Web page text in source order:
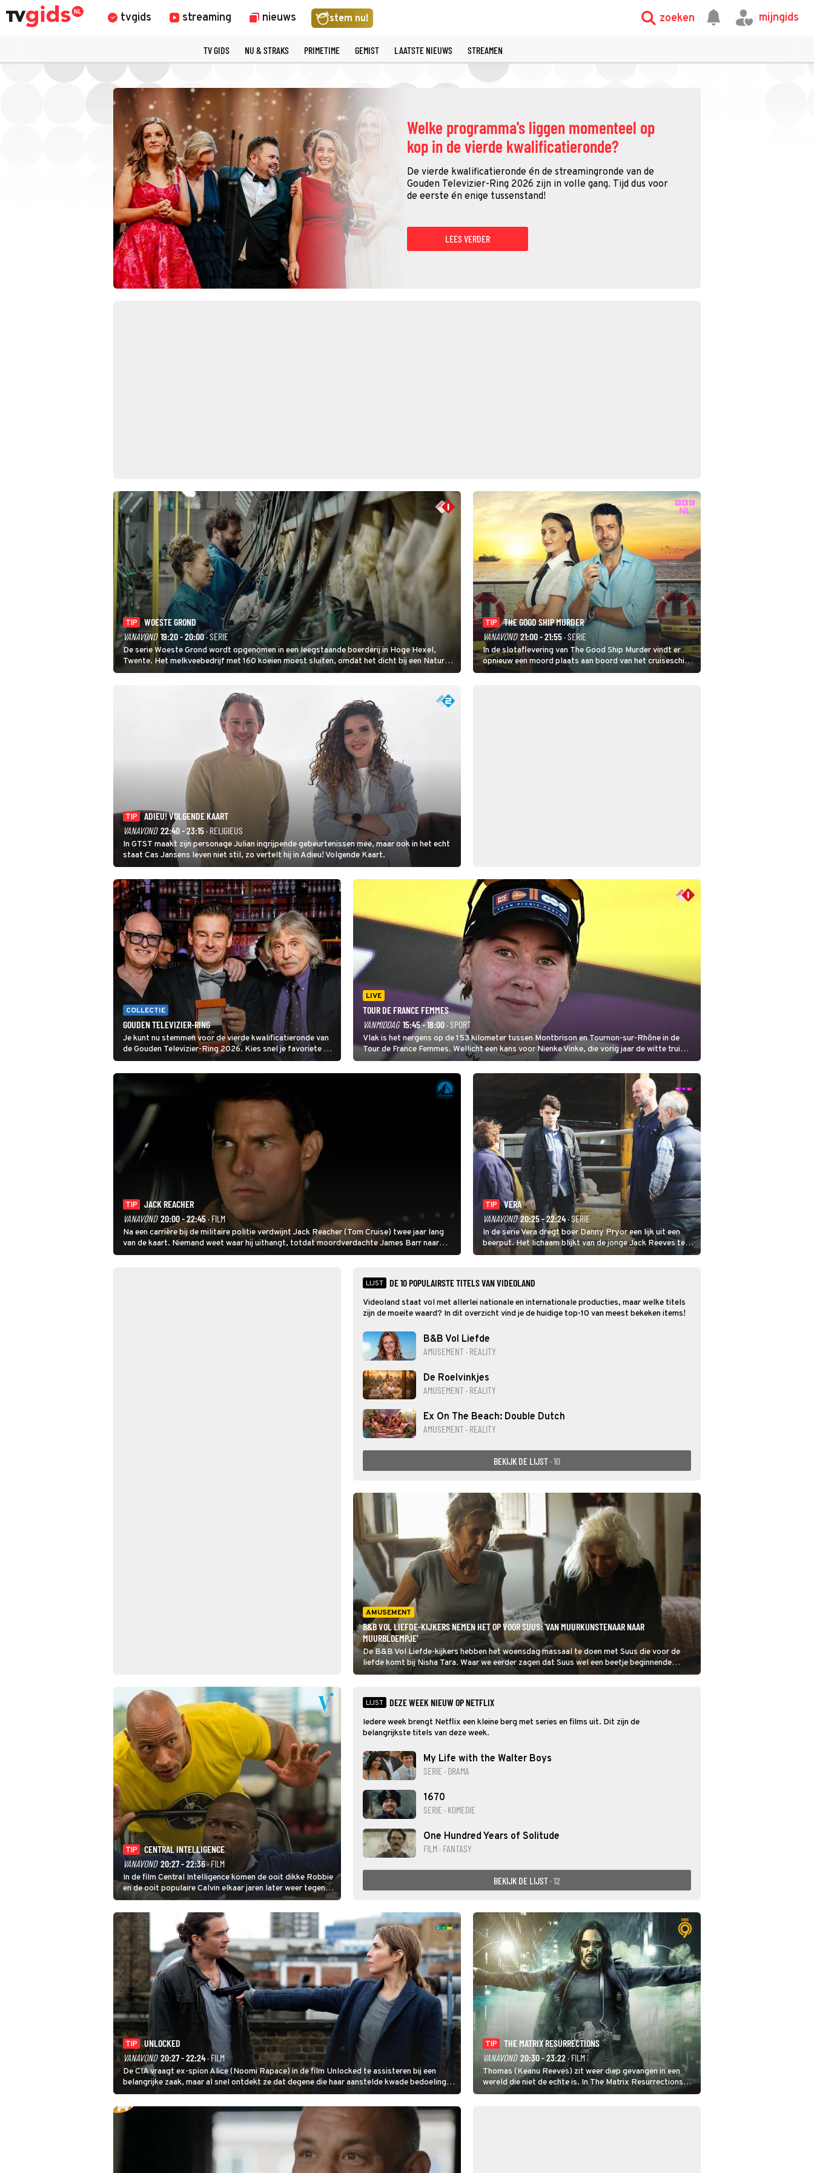
tvgids streaming nieuws stem nu! zoeken mijngids
TV GIDS NU & STRAKS PRIMETIME GEMIST LAATSTE NIEUWS STREAMEN
Welke programma's liggen momenteel op
kop in de vierde kwalificatieronde?
De vierde kwalificatieronde én de streamingronde van de
Gouden Televizier-Ring 2026 zijn in volle gang. Tijd dus voor
de eerste én enige tussenstand!
LEES VERDER
TIP
WOESTE GROND
VANAVOND 19:20 - 20:00· SERIE
De serie Woeste Grond wordt opgenomen in een leegstaande boerderij in Hoge Hexel,
Twente. Het melkveebedrijf met 160 koeien moest sluiten, omdat het dicht bij een Natura
2000-gebied ligt. In de serie heerst er een gevaarlijke veeziekte.
TIP
THE GOOD SHIP MURDER
VANAVOND 21:00 - 21:55· SERIE
In de slotaflevering van The Good Ship Murder vindt er
opnieuw een moord plaats aan boord van het cruiseschip,
waarbij dit keer een bemanningslid het slachtoffer is en
TIP
ADIEU! VOLGENDE KAART
VANAVOND 22:40 - 23:15· RELIGIEUS
In GTST maakt zijn personage Julian ingrijpende gebeurtenissen mee, maar ook in het echt
staat Cas Jansens leven niet stil, zo vertelt hij in Adieu! Volgende Kaart.
COLLECTIE
GOUDEN TELEVIZIER-RING
Je kunt nu stemmen voor de vierde kwalificatieronde van
de Gouden Televizier-Ring 2026. Kies snel je favoriete tv-
programma én streamingshow .
LIVE
TOUR DE FRANCE FEMMES
VANMIDDAG 15:45 - 18:00 · SPORT
Vlak is het nergens op de 153 kilometer tussen Montbrison en Tournon-sur-Rhône in de
Tour de France Femmes. Wellicht een kans voor Nienke Vinke, die vorig jaar de witte trui
won.
TIP
JACK REACHER
VANAVOND 20:00 - 22:45· FILM
Na een carrière bij de militaire politie verdwijnt Jack Reacher (Tom Cruise) twee jaar lang
van de kaart. Niemand weet waar hij uithangt, totdat moordverdachte James Barr naar
hem vraagt.
TIP
VERA
VANAVOND 20:25 - 22:24· SERIE
In de serie Vera dregt boer Danny Pryor een lijk uit een
beerput. Het lichaam blijkt van de jonge Jack Reeves te
zijn. Deze homoseksuele woonwagenbewoner had
LIJST DE 10 POPULAIRSTE TITELS VAN VIDEOLAND
Videoland staat vol met allerlei nationale en internationale producties, maar welke titels
zijn de moeite waard? In dit overzicht vind je de huidige top-10 van meest bekeken items!
B&B Vol Liefde
AMUSEMENT · REALITY
De Roelvinkjes
AMUSEMENT · REALITY
Ex On The Beach: Double Dutch
AMUSEMENT · REALITY
BEKIJK DE LIJST · 10
AMUSEMENT
B&B VOL LIEFDE-KIJKERS NEMEN HET OP VOOR SUUS: 'VAN MUURKUNSTENAAR NAAR
MUURBLOEMPJE'
De B&B Vol Liefde-kijkers hebben het woensdag massaal te doen met Suus die voor de
liefde komt bij Nisha Tara. Waar we eerder zagen dat Suus wel een beetje beginnende
vlinders had, veranderde de sfeer bij de aankomst van Lieske.
TIP
CENTRAL INTELLIGENCE
VANAVOND 20:27 - 22:36· FILM
In de film Central Intelligence komen de ooit dikke Robbie
en de ooit populaire Calvin elkaar jaren later weer tegen,
waarbij Robbie, inmiddels supergespierd en werkzaam
voor de CIA, Calvins hulp goed kan gebruiken.
LIJST DEZE WEEK NIEUW OP NETFLIX
Iedere week brengt Netflix een kleine berg met series en films uit. Dit zijn de
belangrijkste titels van deze week.
My Life with the Walter Boys
SERIE · DRAMA
1670
SERIE · KOMEDIE
One Hundred Years of Solitude
FILM · FANTASY
BEKIJK DE LIJST · 12
TIP
UNLOCKED
VANAVOND 20:27 - 22:24· FILM
De CIA vraagt ex-spion Alice (Noomi Rapace) in de film Unlocked te assisteren bij een
belangrijke zaak, maar al snel ontdekt ze dat degene die haar aanstelde kwade bedoelingen
heeft.
TIP
THE MATRIX RESURRECTIONS
VANAVOND 20:30 - 23:22· FILM
Thomas (Keanu Reeves) zit weer diep gevangen in een
wereld die niet de echte is. In The Matrix Resurrections
gaat Thomas proberen uit deze schijnwereld te